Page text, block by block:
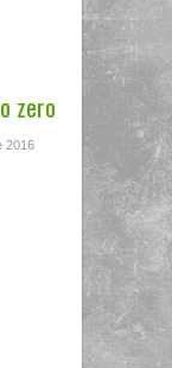
zero
2016